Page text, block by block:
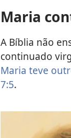
Maria
A Bíblia não
continuado
Maria teve
7:5.